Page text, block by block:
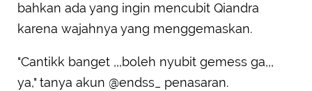
bahkan ada yang ingin mencubit Qiandra
karena wajahnya yang menggemaskan.
"Cantikk banget ,,,boleh nyubit gemess ga,,,
ya," tanya akun @endss_ penasaran.